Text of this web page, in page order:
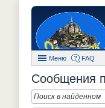
Меню FAQ
Сообщения